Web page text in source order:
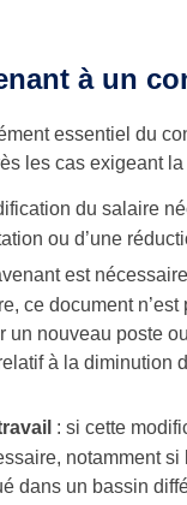
à un
essentiel du
les cas exigeant
du salaire
ou d’une
est
ce document
un nouveau poste
à la diminution
: si cette
notamment
dans un bassin